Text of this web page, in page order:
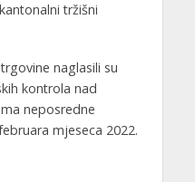
tržišni
naglasili su
kontrola nad
neposredne
mjeseca 2022.